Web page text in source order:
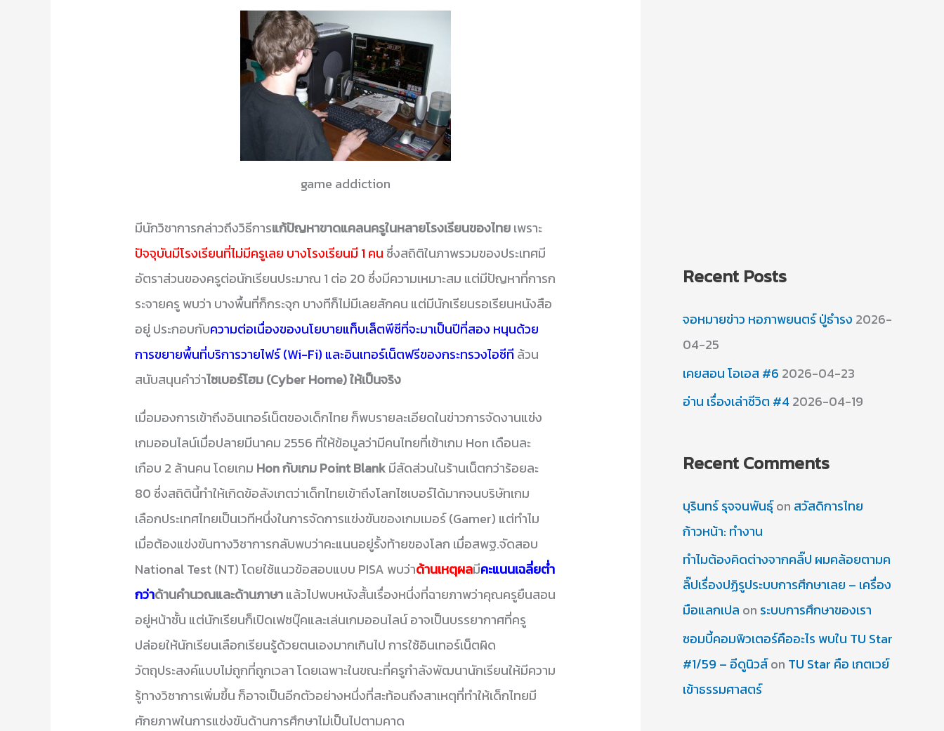
game addiction
มีนักวิชาการกล่าวถึงวิธีการแก้ปัญหาขาดแคลนครูในหลายโรงเรียนของไทยเพราะ
ปัจจุบันมีโรงเรียนที่ไม่มีครูเลย บางโรงเรียนมี 1 คน ซึ่งสถิติในภาพรวมของประเทศมี
อัตราส่วนของครูต่อนักเรียนประมาณ 1 ต่อ 20 ซึ่งมีความเหมาะสม แต่มีปัญหาที่การก
ระจายครู พบว่า บางพื้นที่ก็กระจุก บางทีก็ไม่มีเลยสักคน แต่มีนักเรียนรอเรียนหนังสือ
อยู่ ประกอบกับความต่อเนื่องของนโยบายแท็บเล็ตพีซีที่จะมาเป็นปีที่สอง หนุนด้วย
การขยายพื้นที่บริการวายไฟร์ (Wi-Fi) และอินเทอร์เน็ตฟรีของกระทรวงไอซีที ล้วน
สนับสนุนคำว่าไซเบอร์โฮม (Cyber Home) ให้เป็นจริง
เมื่อมองการเข้าถึงอินเทอร์เน็ตของเด็กไทย ก็พบรายละเอียดในข่าวการจัดงานแข่ง
เกมออนไลน์เมื่อปลายมีนาคม 2556 ที่ให้ข้อมูลว่ามีคนไทยที่เข้าเกม Hon เดือนละ
เกือบ 2 ล้านคน โดยเกม Hon กับเกม Point Blankมีสัดส่วนในร้านเน็ตกว่าร้อยละ
80 ซึ่งสถิตินี้ทำให้เกิดข้อสังเกตว่าเด็กไทยเข้าถึงโลกไซเบอร์ได้มากจนบริษัทเกม
เลือกประเทศไทยเป็นเวทีหนึ่งในการจัดการแข่งขันของเกมเมอร์ (Gamer) แต่ทำไม
เมื่อต้องแข่งขันทางวิชาการกลับพบว่าคะแนนอยู่รั้งท้ายของโลก เมื่อสพฐ.จัดสอบ
National Test (NT) โดยใช้แนวข้อสอบแบบ PISA พบว่าด้านเหตุผลมีคะแนนเฉลี่ยต่ำ
กว่าด้านคำนวณและด้านภาษาแล้วไปพบหนังสั้นเรื่องหนึ่งที่ฉายภาพว่าคุณครูยืนสอน
อยู่หน้าชั้น แต่นักเรียนก็เปิดเฟซบุ๊คและเล่นเกมออนไลน์ อาจเป็นบรรยากาศที่ครู
ปล่อยให้นักเรียนเลือกเรียนรู้ด้วยตนเองมากเกินไป การใช้อินเทอร์เน็ตผิด
วัตถุประสงค์แบบไม่ถูกที่ถูกเวลา โดยเฉพาะในขณะที่ครูกำลังพัฒนานักเรียนให้มีความ
รู้ทางวิชาการเพิ่มขึ้น ก็อาจเป็นอีกตัวอย่างหนึ่งที่สะท้อนถึงสาเหตุที่ทำให้เด็กไทยมี
ศักยภาพในการแข่งขันด้านการศึกษาไม่เป็นไปตามคาด
Recent Posts
จอหมายข่าว หอภาพยนตร์ ปู่ธำรง 2026-
04-25
เคยสอน โอเอส #6 2026-04-23
อ่าน เรื่องเล่าชีวิต #42026-04-19
Recent Comments
บุรินทร์ รุจจนพันธุ์on สวัสดิการไทย
ก้าวหน้า: ทำงาน
ทำไมต้องคิดต่างจากคลิ๊ป ผมคล้อยตามค
ลิ๊ปเรื่องปฏิรูประบบการศึกษาเลย – เครื่อง
มือแลกเปล on ระบบการศึกษาของเรา
ซอมบี้คอมพิวเตอร์คืออะไร พบใน TU Star
#1/59 – อีดูนิวส์on TU Star คือ เกตเวย์
เข้าธรรมศาสตร์